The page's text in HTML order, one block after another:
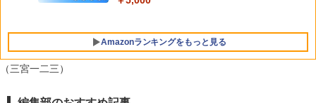
5
【メール便発送】【新品】任天堂 Ninte
ndo Switch 2 ゲームソフト スプラトゥ
ーン レイダース
首都高バトル / Tokyo Xtreme Racer
￥6,480
野田サトル描き下ろし最終章OP／ED絵
￥10,780
Amazonランキングをもっと見る
（三宮一二三）